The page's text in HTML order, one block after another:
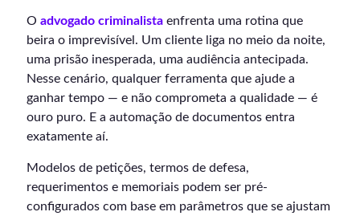
O advogado criminalista enfrenta uma rotina que
beira o imprevisível. Um cliente liga no meio da noite,
uma prisão inesperada, uma audiência antecipada.
Nesse cenário, qualquer ferramenta que ajude a
ganhar tempo — e não comprometa a qualidade — é
ouro puro. E a automação de documentos entra
exatamente aí.
Modelos de petições, termos de defesa,
requerimentos e memoriais podem ser pré-
configurados com base em parâmetros que se ajustam